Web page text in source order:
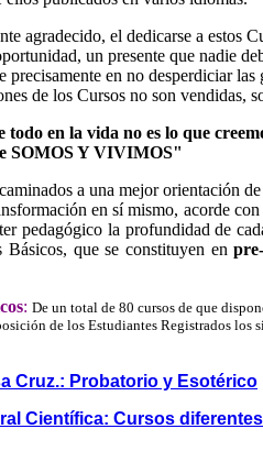
agradecido, el dedicarse a estos
un presente que nadie
en no desperdiciar las
de los Cursos no son vendidas,
en la vida no es lo que
SOMOS Y VIVIMOS"
a una mejor orientación
en sí mismo, acorde
pedagógico la profundidad de
Básicos, que se constituyen en
: De un total de 80 cursos de que
de los Estudiantes Registrados los
Cruz.: Probatorio y Esotérico
Científica: Cursos